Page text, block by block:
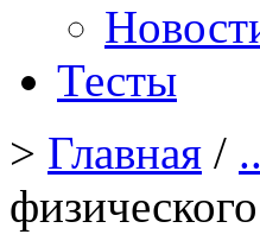
Тесты
> Главная /